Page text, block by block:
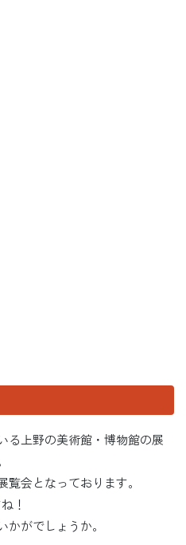
る上野の美術館・博物館の展
会となっております。
！
がでしょうか。